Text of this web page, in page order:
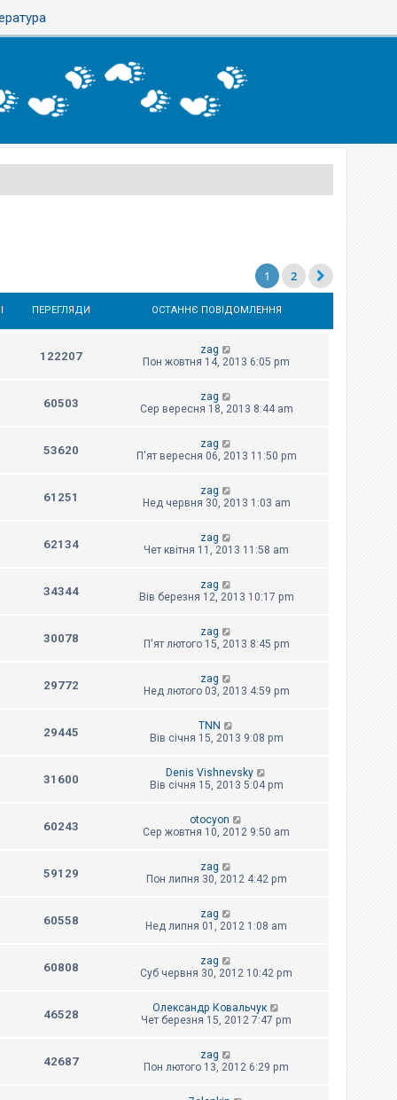
1 2
ПЕРЕГЛЯДИ ОСТАННЄ ПОВІДОМЛЕННЯ
122207
zag
Пон жовтня 14, 2013 6:05 pm
60503
zag
Сер вересня 18, 2013 8:44 am
53620
zag
П'ят вересня 06, 2013 11:50 pm
61251
zag
Нед червня 30, 2013 1:03 am
62134
zag
Чет квітня 11, 2013 11:58 am
34344
zag
Вів березня 12, 2013 10:17 pm
30078
zag
П'ят лютого 15, 2013 8:45 pm
29772
zag
Нед лютого 03, 2013 4:59 pm
29445
TNN
Вів січня 15, 2013 9:08 pm
31600
Denis Vishnevsky
Вів січня 15, 2013 5:04 pm
60243
otocyon
Сер жовтня 10, 2012 9:50 am
59129
zag
Пон липня 30, 2012 4:42 pm
60558
zag
Нед липня 01, 2012 1:08 am
60808
zag
Суб червня 30, 2012 10:42 pm
46528
Олександр Ковальчук
Чет березня 15, 2012 7:47 pm
42687
zag
Пон лютого 13, 2012 6:29 pm